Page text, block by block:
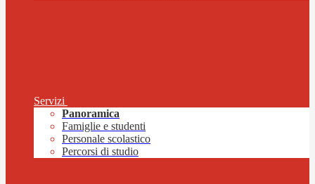
Servizi
Panoramica
Famiglie e studenti
Personale scolastico
Percorsi di studio